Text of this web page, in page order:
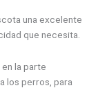
una excelente
que necesita.
la parte
los perros, para